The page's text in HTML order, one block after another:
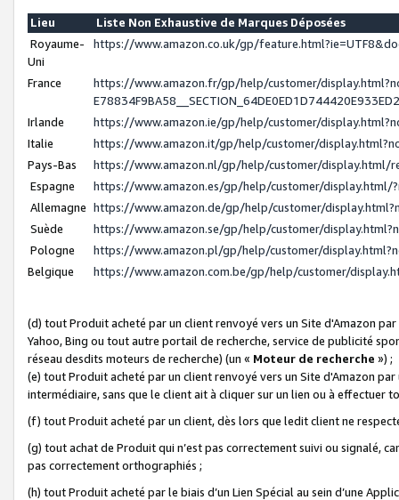
Lieu
Liste Non Exhaustive de Marques Déposées
Royaume-
Uni
https://www.amazon.co.uk/gp/
France
https://www.amazon.fr/gp/help/customer/
Irlande
https://www.amazon.ie/gp/help/customer/
Italie
https://www.amazon.it/gp/help/customer/
Pays-Bas
https://www.amazon.nl/gp/help/customer/display.html/
Espagne
https://www.amazon.es/gp/help/customer/display.html/
Allemagne https://www.amazon.de/gp/help/customer/
Suède
https://www.amazon.se/gp/help/customer/
Pologne
https://www.amazon.pl/gp/help/customer/
Belgique
https://www.amazon.com.be/gp/help/customer/
(d) tout Produit acheté par un client renvoyé vers un Site d'Amazon
Yahoo, Bing ou tout autre portail de recherche, service de publicité
réseau desdits moteurs de recherche) (un « Moteur de recherche ») ;
(e) tout Produit acheté par un client renvoyé vers un Site d'Amazon
intermédiaire, sans que le client ait à cliquer sur un lien ou à
(f) tout Produit acheté par un client, dès lors que ledit client ne
(g) tout achat de Produit qui n’est pas correctement suivi ou signalé,
pas correctement orthographiés ;
(h) tout Produit acheté par le biais d’un Lien Spécial au sein d’une